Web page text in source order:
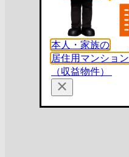
本人・家族の
居住用マンション
（収益物件）